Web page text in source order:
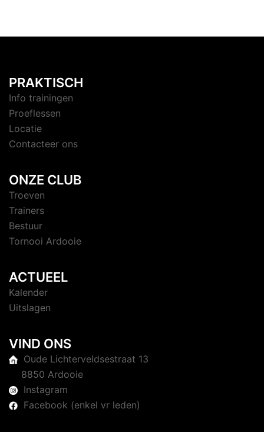
PRAKTISCH
Info trainingen
Proeflessen
Locatie
Contacteer ons
ONZE CLUB
Troeven
Trainers
Bestuur
Tornooi Ardooie
ACTUEEL
Kalender
Uitslagen
VIND ONS
Oude Lichterveldsestraat 13
8850 Ardooie
Instagram
Facebook (enkel vr leden)